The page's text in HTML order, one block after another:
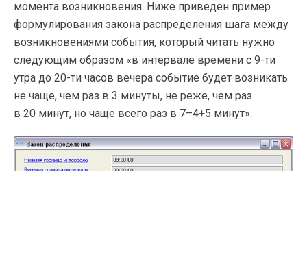
момента возникновения. Ниже приведен пример
формулирования закона распределения шага между
возникновениями события, который читать нужно
следующим образом «в интервале времени с 9-ти
утра до 20-ти часов вечера событие будет возникать
не чаще, чем раз в 3 минуты, не реже, чем раз
в 20 минут, но чаще всего раз в 7–4+5 минут».